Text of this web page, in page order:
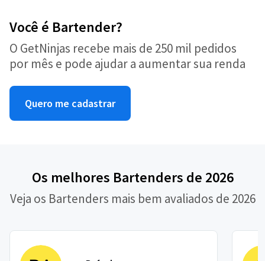
Você é Bartender?
O GetNinjas recebe mais de 250 mil pedidos
por mês e pode ajudar a aumentar sua renda
Quero me cadastrar
Os melhores Bartenders de 2026
Veja os Bartenders mais bem avaliados de 2026